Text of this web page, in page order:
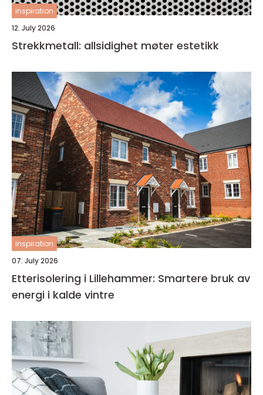
inspiration
12. July 2026
Strekkmetall: allsidighet møter estetikk
inspiration
07. July 2026
Etterisolering i Lillehammer: Smartere bruk av
energi i kalde vintre